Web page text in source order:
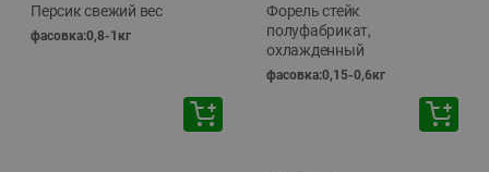
Персик свежий вес
фасовка:0,8-1кг
Форель стейк
полуфабрикат,
охлажденный
фасовка:0,15-0,6кг